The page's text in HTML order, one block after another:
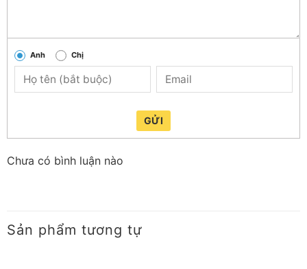
– Lưới lọc ở miệng bình giúp loại bỏ bã trà/tạp chất để
Anh Chị
GỬI
Chưa có bình luận nào
Sản phẩm tương tự